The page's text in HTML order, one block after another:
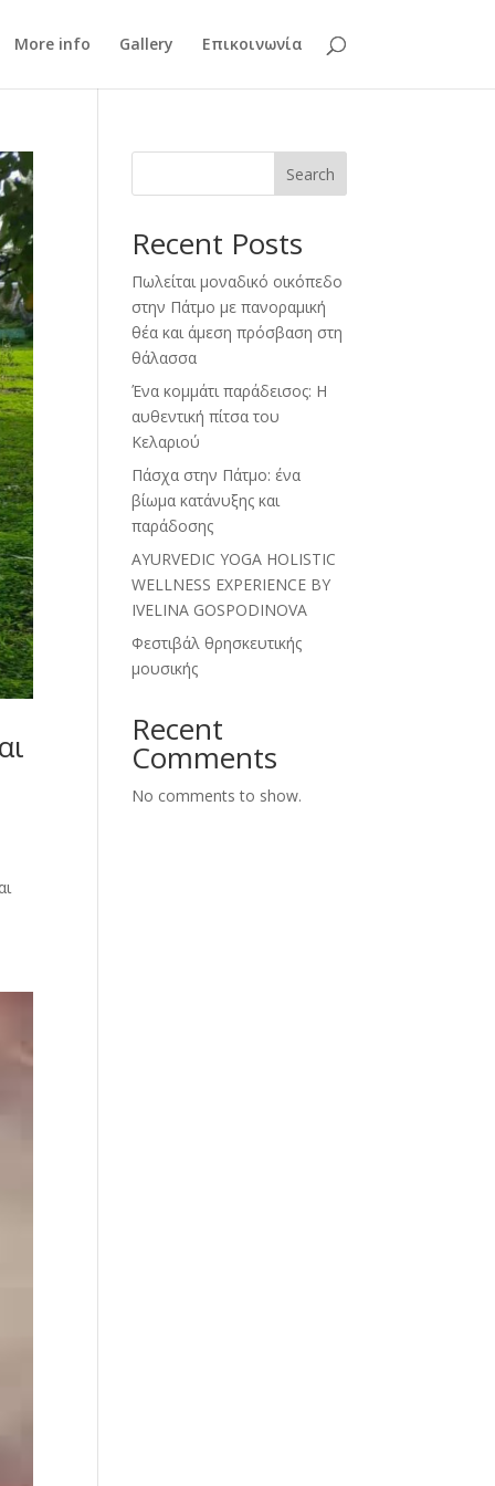
More info Gallery Επικοινωνία
Search
Recent Posts
Πωλείται μοναδικό οικόπεδο
στην Πάτμο με πανοραμική
θέα και άμεση πρόσβαση στη
θάλασσα
Ένα κομμάτι παράδεισος: Η
αυθεντική πίτσα του
Κελαριού
Πάσχα στην Πάτμο: ένα
βίωμα κατάνυξης και
παράδοσης
AYURVEDIC YOGA HOLISTIC
WELLNESS EXPERIENCE BY
IVELINA GOSPODINOVA
Φεστιβάλ θρησκευτικής
μουσικής
Recent
Comments
No comments to show.